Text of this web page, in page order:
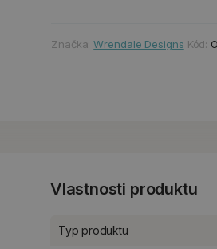
Značka:Wrendale Designs Kód:
Vlastnosti produktu
Typ produktu